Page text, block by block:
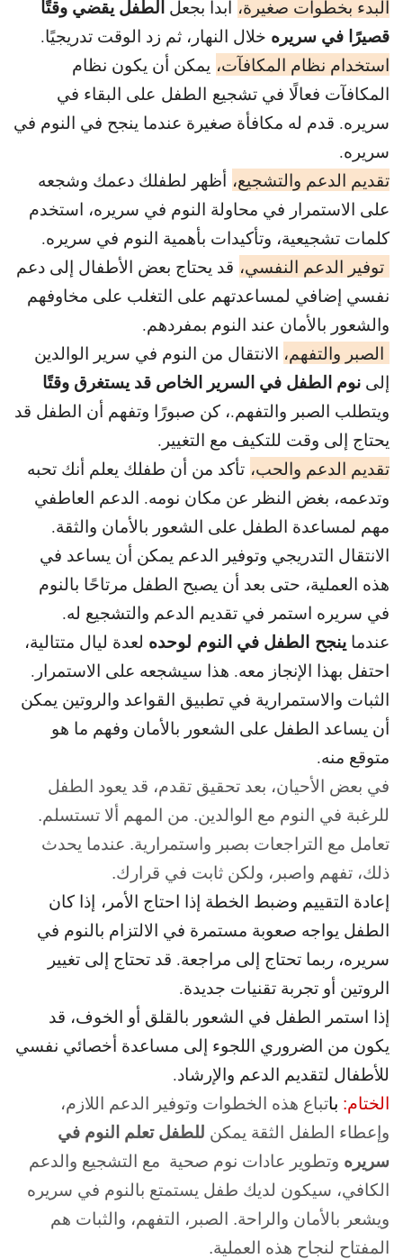
البدء بخطوات صغيرة، ابدأ بجعل الطفل يقضي وقتًا
قصيرًا في سريره خلال النهار، ثم زد الوقت تدريجيًا.
استخدام نظام المكافآت، يمكن أن يكون نظام
المكافآت فعالًا في تشجيع الطفل على البقاء في
سريره. قدم له مكافأة صغيرة عندما ينجح في النوم في
سريره.
تقديم الدعم والتشجيع، أظهر لطفلك دعمك وشجعه
على الاستمرار في محاولة النوم في سريره، استخدم
كلمات تشجيعية، وتأكيدات بأهمية النوم في سريره.
توفير الدعم النفسي، قد يحتاج بعض الأطفال إلى دعم
نفسي إضافي لمساعدتهم على التغلب على مخاوفهم
والشعور بالأمان عند النوم بمفردهم.
الصبر والتفهم، الانتقال من النوم في سرير الوالدين
إلى نوم الطفل في السرير الخاص قد يستغرق وقتًا
ويتطلب الصبر والتفهم.، كن صبورًا وتفهم أن الطفل قد
يحتاج إلى وقت للتكيف مع التغيير.
تقديم الدعم والحب، تأكد من أن طفلك يعلم أنك تحبه
وتدعمه، بغض النظر عن مكان نومه. الدعم العاطفي
مهم لمساعدة الطفل على الشعور بالأمان والثقة.
الانتقال التدريجي وتوفير الدعم يمكن أن يساعد في
هذه العملية، حتى بعد أن يصبح الطفل مرتاحًا بالنوم
في سريره استمر في تقديم الدعم والتشجيع له.
عندما ينجح الطفل في النوم لوحده لعدة ليال متتالية،
احتفل بهذا الإنجاز معه. هذا سيشجعه على الاستمرار.
الثبات والاستمرارية في تطبيق القواعد والروتين يمكن
أن يساعد الطفل على الشعور بالأمان وفهم ما هو
متوقع منه.
في بعض الأحيان، بعد تحقيق تقدم، قد يعود الطفل
للرغبة في النوم مع الوالدين. من المهم ألا تستسلم.
تعامل مع التراجعات بصبر واستمرارية. عندما يحدث
ذلك، تفهم واصبر، ولكن ثابت في قرارك.
إعادة التقييم وضبط الخطة إذا احتاج الأمر، إذا كان
الطفل يواجه صعوبة مستمرة في الالتزام بالنوم في
سريره، ربما تحتاج إلى مراجعة. قد تحتاج إلى تغيير
الروتين أو تجربة تقنيات جديدة.
إذا استمر الطفل في الشعور بالقلق أو الخوف، قد
يكون من الضروري اللجوء إلى مساعدة أخصائي نفسي
للأطفال لتقديم الدعم والإرشاد.
الختام: باتباع هذه الخطوات وتوفير الدعم اللازم،
وإعطاء الطفل الثقة يمكن للطفل تعلم النوم في
سريره وتطوير عادات نوم صحية مع التشجيع والدعم
الكافي، سيكون لديك طفل يستمتع بالنوم في سريره
ويشعر بالأمان والراحة. الصبر، التفهم، والثبات هم
المفتاح لنجاح هذه العملية.